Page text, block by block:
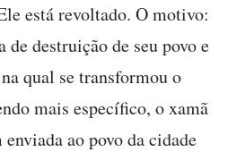
está revoltado. O motivo:
de destruição de seu povo e
qual se transformou o
mais específico, o xamã
ao povo da cidade